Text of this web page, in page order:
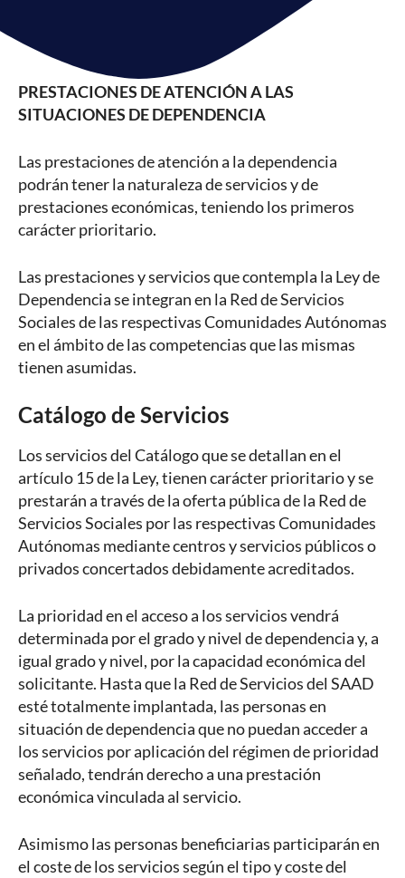
PRESTACIONES DE ATENCIÓN A LAS
SITUACIONES DE DEPENDENCIA
Las prestaciones de atención a la dependencia
podrán tener la naturaleza de servicios y de
prestaciones económicas, teniendo los primeros
carácter prioritario.
Las prestaciones y servicios que contempla la Ley de
Dependencia se integran en la Red de Servicios
Sociales de las respectivas Comunidades Autónomas
en el ámbito de las competencias que las mismas
tienen asumidas.
Catálogo de Servicios
Los servicios del Catálogo que se detallan en el
artículo 15 de la Ley, tienen carácter prioritario y se
prestarán a través de la oferta pública de la Red de
Servicios Sociales por las respectivas Comunidades
Autónomas mediante centros y servicios públicos o
privados concertados debidamente acreditados.
La prioridad en el acceso a los servicios vendrá
determinada por el grado y nivel de dependencia y, a
igual grado y nivel, por la capacidad económica del
solicitante. Hasta que la Red de Servicios del SAAD
esté totalmente implantada, las personas en
situación de dependencia que no puedan acceder a
los servicios por aplicación del régimen de prioridad
señalado, tendrán derecho a una prestación
económica vinculada al servicio.
Asimismo las personas beneficiarias participarán en
el coste de los servicios según el tipo y coste del